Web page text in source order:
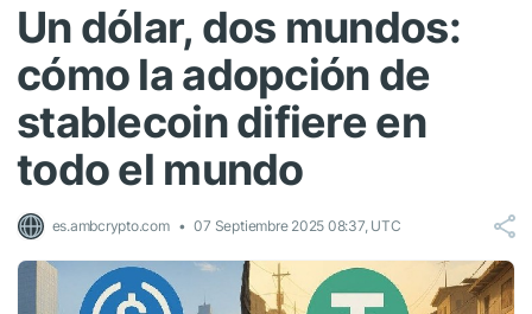
Un dólar, dos mundos:
cómo la adopción de
stablecoin difiere en
todo el mundo
es.ambcrypto.com 07 Septiembre 2025 08:37, UTC